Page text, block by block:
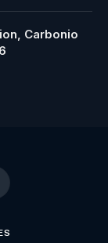
Carbonio